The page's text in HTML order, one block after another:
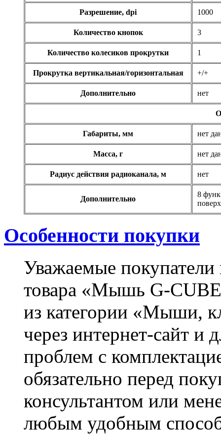
Toshiba
Trust(9)
Tt esports(4)
Verbatim(1)
Viewsonic
Vt computers
Wexler
Wibtek
Zalman(5)
Zotac
Ай ти лайн
Разрешение, dpi 1000
Количество кнопок 3
Количество колесиков прокрутки 1
Прокрутка вертикальная/горизонтальная +/+
Дополнительно нет
Габариты, мм нет
Масса, г нет
Радиус действия радиоканала, м нет
Дополнительно
8
Особенности покупки
Уважаемые покупатели
товара «Мышь G-
из категории «Мыши,
через интернет-сайт и
проблем с
обязательно перед
консультантом или
любым удобным